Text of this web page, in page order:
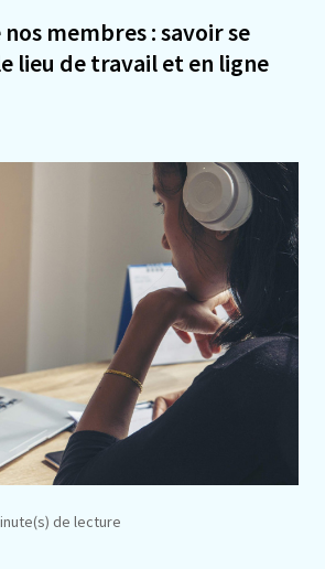
membres : savoir se
lieu de travail et en ligne
de lecture